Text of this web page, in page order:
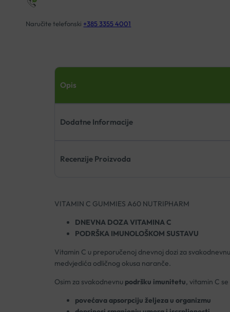
Naručite telefonski +385 3355 4001
Opis
Dodatne Informacije
Recenzije Proizvoda
VITAMIN C GUMMIES A60 NUTRIPHARM
DNEVNA DOZA VITAMINA C
PODRŠKA IMUNOLOŠKOM SUSTAVU
Vitamin C u preporučenoj dnevnoj dozi za
medvjedića odličnog okusa naranče.
Osim za svakodnevnu podršku imunitetu, vitamin C
povećava apsorpciju željeza u organizmu